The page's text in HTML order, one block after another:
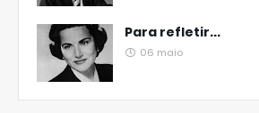
Para refletir...
06 maio